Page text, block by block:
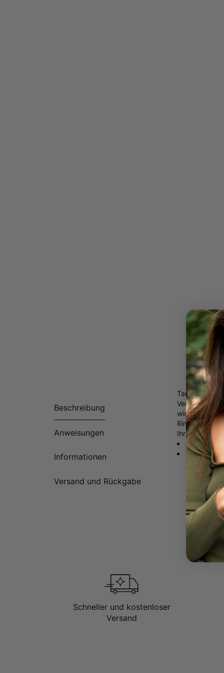
Beschreibung
Anweisungen
Informationen
Versand und Rückgabe
Tauchen Sie
Ring fängt
Ihrer
Hergestellt
Schneller und kostenloser
Versand